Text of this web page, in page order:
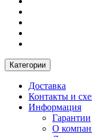
Категории
Доставка
Контакты и
Информация
Гарантии
О